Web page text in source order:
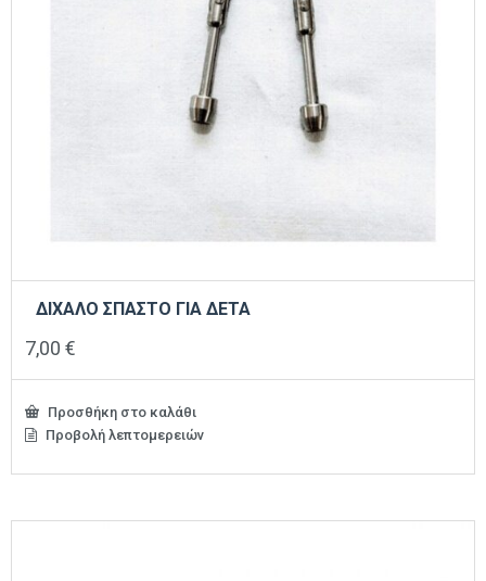
ΔΙΧΑΛΟ ΣΠΑΣΤΟ ΓΙΑ ΔΕΤΑ
7,00 €
Προσθήκη στο καλάθι
Προβολή λεπτομερειών